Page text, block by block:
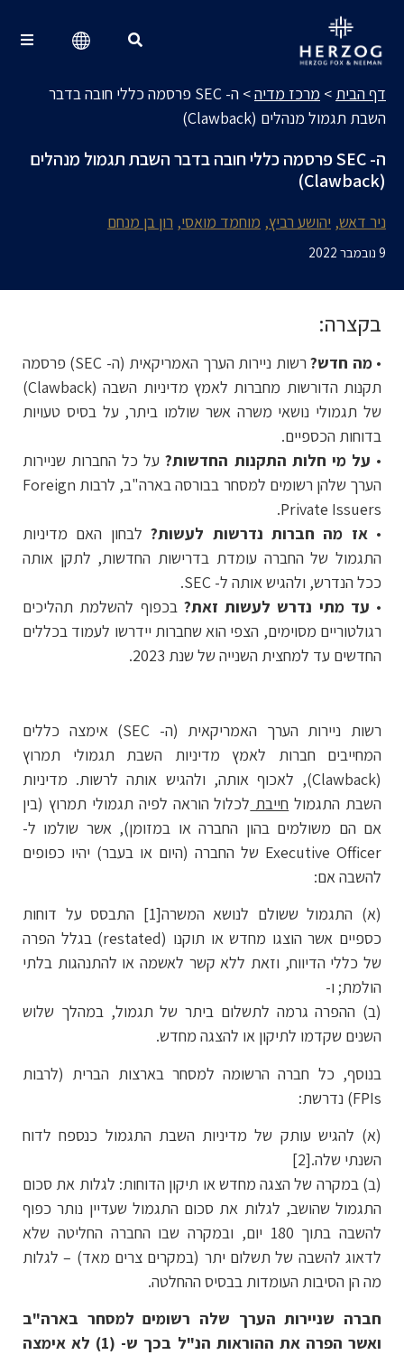
דף הבית > מרכז מדיה>
ה- SEC פרסמה כללי חובה בדבר
השבת תגמול מנהלים (Clawback)
ה- SEC פרסמה כללי חובה בדבר השבת תגמול מנהלים
(Clawback)
ניר דאש יהושע רביץ מוחמד מואסי רון בן מנחם
9 נובמבר 2022
בקצרה:
•מה חדש?
רשות ניירות הערך האמריקאית (ה- SEC) פרסמה
תקנות הדורשות מחברות לאמץ מדיניות השבה (Clawback)
של תגמולי נושאי משרה אשר שולמו ביתר, על בסיס טעויות
בדוחות הכספיים.
• על מי חלות התקנות החדשות?על כל החברות שניירות
הערך שלהן רשומים למסחר בבורסה בארה"ב, לרבות Foreign
Private Issuers.
•אז מה חברות נדרשות לעשות? לבחון האם מדיניות
התגמול של החברה עומדת בדרישות החדשות, לתקן אותה
ככל הנדרש, ולהגיש אותה ל- SEC.
• עד מתי נדרש לעשות זאת? בכפוף להשלמת תהליכים
רגולטוריים מסוימים, הצפי הוא שחברות יידרשו לעמוד בכללים
החדשים עד למחצית השנייה של שנת 2023.
רשות ניירות הערך האמריקאית (ה- SEC) אימצה כללים
המחייבים חברות לאמץ מדיניות השבת תגמולי תמרוץ
(Clawback), לאכוף אותה, ולהגיש אותה לרשות. מדיניות
השבת התגמול חייבת לכלול הוראה לפיה תגמולי תמרוץ (בין
אם הם משולמים בהון החברה או במזומן), אשר שולמו ל-
Executive Officer של החברה (היום או בעבר) יהיו כפופים
להשבה אם:
(א) התגמול ששולם לנושא המשרה[1] התבסס על דוחות
כספיים אשר הוצגו מחדש או תוקנו (restated) בגלל הפרה
של כללי הדיווח, וזאת ללא קשר לאשמה או להתנהגות בלתי
הולמת; ו-
(ב) ההפרה גרמה לתשלום ביתר של תגמול, במהלך שלוש
השנים שקדמו לתיקון או להצגה מחדש.
בנוסף, כל חברה הרשומה למסחר בארצות הברית (לרבות
FPIs) נדרשת:
(א) להגיש עותק של מדיניות השבת התגמול כנספח לדוח
השנתי שלה.[2]
(ב) במקרה של הצגה מחדש או תיקון הדוחות: לגלות את סכום
התגמול שהושב, לגלות את סכום התגמול שעדיין נותר כפוף
להשבה בתוך 180 יום, ובמקרה שבו החברה החליטה שלא
לדאוג להשבה של תשלום יתר (במקרים צרים מאד) – לגלות
מה הן הסיבות העומדות בבסיס ההחלטה.
חברה שניירות הערך שלה רשומים למסחר בארה"ב
ואשר הפרה את ההוראות הנ"ל בכך ש- (1) לא אימצה